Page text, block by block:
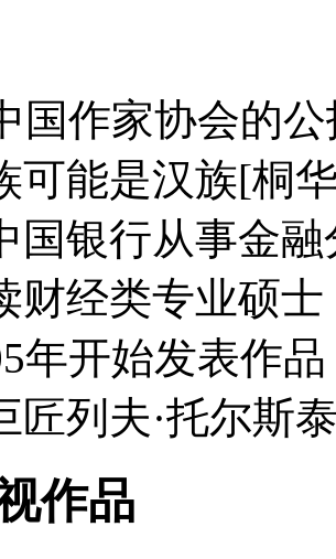
国作家协会的
可能是汉族[桐
国银行从事金
财经类专业硕
年开始发表作
匠列夫·托尔斯
作品